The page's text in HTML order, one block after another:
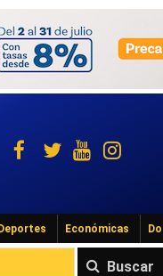
Económicas
Buscar